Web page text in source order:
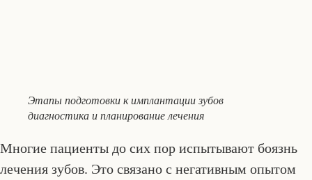
Этапы подготовки к имплантации зубов
диагностика и планирование лечения
Многие пациенты до сих пор испытывают боязнь
лечения зубов. Это связано с негативным опытом